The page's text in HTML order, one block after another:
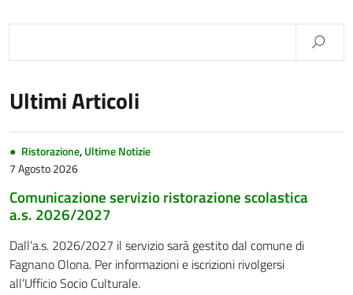
Ultimi Articoli
Ristorazione,Ultime Notizie
7 Agosto 2026
Comunicazione servizio ristorazione scolastica
a.s. 2026/2027
Dall’a.s. 2026/2027 il servizio sarà gestito dal comune di
Fagnano Olona. Per informazioni e iscrizioni rivolgersi
all’Ufficio Socio Culturale.